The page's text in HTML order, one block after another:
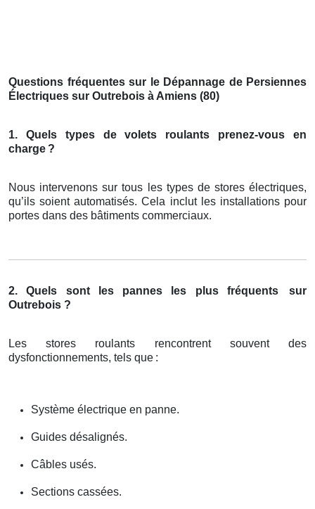
Questions fréquentes sur le Dépannage de Persiennes
Électriques sur Outrebois à Amiens (80)
1. Quels types de volets roulants prenez-vous en
charge ?
Nous intervenons sur tous les types de stores électriques,
qu’ils soient automatisés. Cela inclut les installations pour
portes dans des bâtiments commerciaux.
2. Quels sont les pannes les plus fréquents
sur
Outrebois ?
Les stores roulants rencontrent souvent des
dysfonctionnements, tels que :
Système électrique en panne.
Guides désalignés.
Câbles usés.
Sections cassées.